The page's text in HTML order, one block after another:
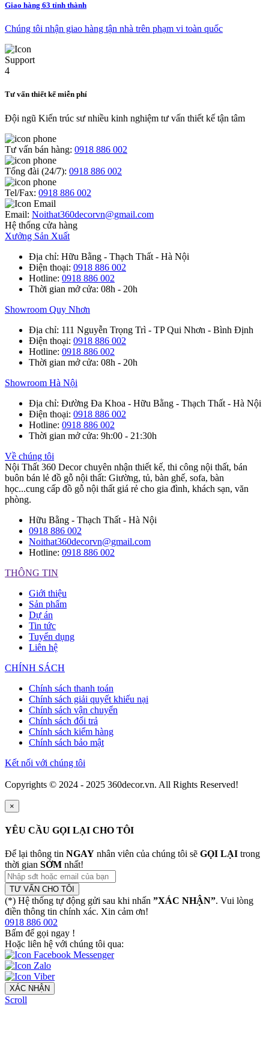
Giao hàng 63 tỉnh thành
Chúng tôi nhận giao hàng tận nhà trên phạm vi toàn quốc
Tư vấn thiết kế miễn phí
Đội ngũ Kiến trúc sư nhiều kinh nghiệm tư vấn thiết kế tận tâm
Tư vấn bán hàng: 0918 886 002
Tổng đài (24/7): 0918 886 002
Tel/Fax: 0918 886 002
Email: Noithat360decorvn@gmail.com
Hệ thống cửa hàng
Xưởng Sản Xuất
Địa chỉ: Hữu Bằng - Thạch Thất - Hà Nội
Điện thoại: 0918 886 002
Hotline: 0918 886 002
Thời gian mở cửa: 08h - 20h
Showroom Quy Nhơn
Địa chỉ: 111 Nguyễn Trọng Trì - TP Qui Nhơn - Bình Định
Điện thoại: 0918 886 002
Hotline: 0918 886 002
Thời gian mở cửa: 08h - 20h
Showroom Hà Nội
Địa chỉ: Đường Đa Khoa - Hữu Bằng - Thạch Thất - Hà Nội
Điện thoại: 0918 886 002
Hotline: 0918 886 002
Thời gian mở cửa: 9h:00 - 21:30h
Về chúng tôi
Nội Thất 360 Decor chuyên nhận thiết kế, thi công nội thất, bán
buôn bán lẻ đồ gỗ nội thất: Giường, tủ, bàn ghế, sofa, bàn
học...cung cấp đồ gỗ nội thất giá rẻ cho gia đình, khách sạn, văn
phòng.
Hữu Bằng - Thạch Thất - Hà Nội
0918 886 002
Noithat360decorvn@gmail.com
Hotline: 0918 886 002
THÔNG TIN
Giới thiệu
Sản phẩm
Dự án
Tin tức
Tuyển dụng
Liên hệ
CHÍNH SÁCH
Chính sách thanh toán
Chính sách giải quyết khiếu nại
Chính sách vận chuyển
Chính sách đổi trả
Chính sách kiểm hàng
Chính sách bảo mật
Kết nối với chúng tôi
Copyrights © 2024 - 2025 360decor.vn. All Rights Reserved!
×
YÊU CẦU GỌI LẠI CHO TÔI
Để lại thông tin NGAY nhân viên của chúng tôi sẽ GỌI LẠI trong
thời gian SỚM nhất!
TƯ VẤN CHO TÔI
(*) Hệ thống tự động gửi sau khi nhấn ”XÁC NHẬN”. Vui lòng
điền thông tin chính xác. Xin cảm ơn!
0918 886 002
Bấm để gọi ngay !
Hoặc liên hệ với chúng tôi qua:
XÁC NHẬN
Scroll